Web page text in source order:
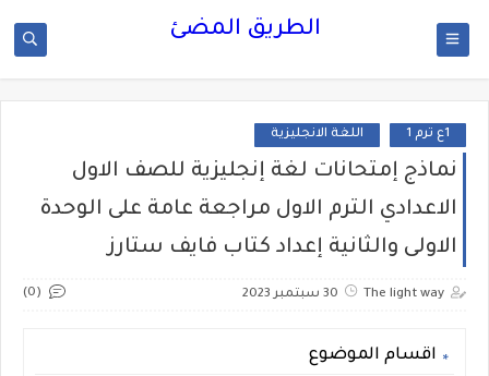
الطريق المضئ
1ع ترم 1 اللغة الانجليزية
نماذج إمتحانات لغة إنجليزية للصف الاول
الاعدادي الترم الاول مراجعة عامة على الوحدة
الاولى والثانية إعداد كتاب فايف ستارز
The light way 30 سبتمبر 2023 (0)
اقسام الموضوع